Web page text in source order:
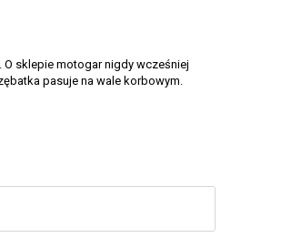
O sklepie motogar nigdy wcześniej
pasuje na wale korbowym.